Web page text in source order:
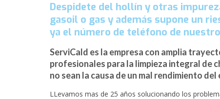
Despidete del hollín y otras
gasoil o gas y además supone un
ya el número de teléfono de
ServiCald es la empresa con amplia
profesionales para la limpieza integral de
no sean la causa de un mal rendimiento del
LLevamos mas de 25 años solucionando los